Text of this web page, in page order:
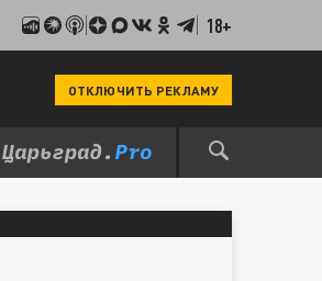
18+
ОТКЛЮЧИТЬ РЕКЛАМУ